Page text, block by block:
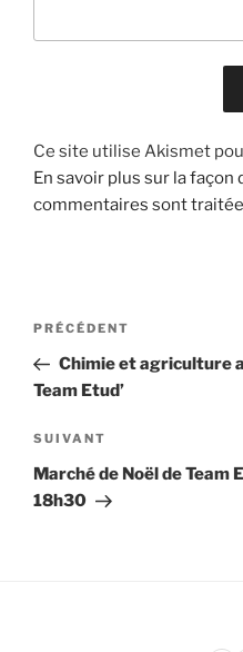
Ce site utilise Akismet
En savoir plus sur la
commentaires sont
Navigation
l’article
Article
précédent
PRÉCÉDENT
Chimie et agriculture
Team Etud’
Article
suivant
SUIVANT
Marché de Noël de Team
18h30